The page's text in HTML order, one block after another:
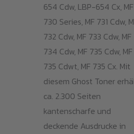
654 Cdw, LBP-654 Cx, MF
730 Series, MF 731 Cdw,
732 Cdw, MF 733 Cdw, MF
734 Cdw, MF 735 Cdw, MF
735 Cdwt, MF 735 Cx. Mit
diesem Ghost Toner
ca. 2.300 Seiten
kantenscharfe und
deckende Ausdrucke in